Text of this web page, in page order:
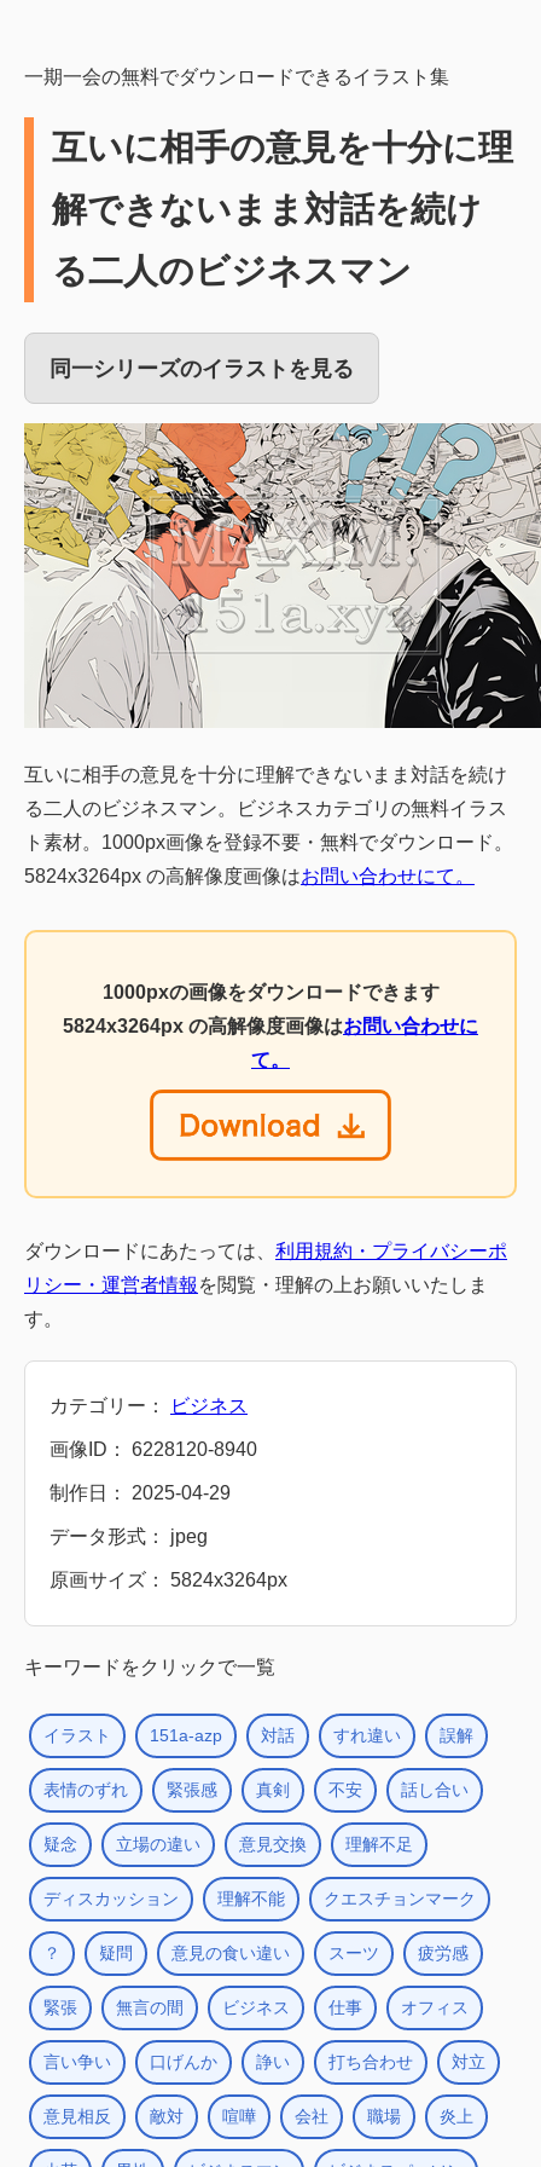
一期一会の無料でダウンロードできるイラスト集
互いに相手の意見を十分に理
解できないまま対話を続け
る二人のビジネスマン
同一シリーズのイラストを見る
互いに相手の意見を十分に理解できないまま対話を続け
る二人のビジネスマン。ビジネスカテゴリの無料イラス
ト素材。1000px画像を登録不要・無料でダウンロード。
5824x3264px の高解像度画像はお問い合わせにて。
1000pxの画像をダウンロードできます
5824x3264px の高解像度画像はお問い合わせに
て。
ダウンロードにあたっては、 利用規約・プライバシーポ
リシー・運営者情報 を閲覧・理解の上お願いいたしま
す。
カテゴリー： ビジネス
画像ID： 6228120-8940
制作日： 2025-04-29
データ形式： jpeg
原画サイズ： 5824x3264px
キーワードをクリックで一覧
イラスト 151a-azp 対話 すれ違い 誤解
表情のずれ 緊張感 真剣 不安 話し合い
疑念 立場の違い 意見交換 理解不足
ディスカッション 理解不能 クエスチョンマーク
？ 疑問 意見の食い違い スーツ 疲労感
緊張 無言の間 ビジネス 仕事 オフィス
言い争い 口げんか 諍い 打ち合わせ 対立
意見相反 敵対 喧嘩 会社 職場 炎上